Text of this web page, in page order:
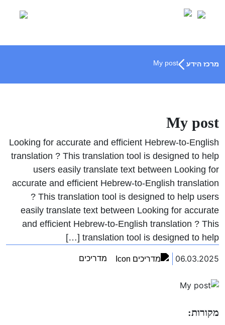
מרכז הידע My post
My post
Looking for accurate and efficient Hebrew-to-English
translation ? This translation tool is designed to help
users easily translate text between Looking for
accurate and efficient Hebrew-to-English translation
? This translation tool is designed to help users
easily translate text between Looking for accurate
and efficient Hebrew-to-English translation ? This
translation tool is designed to help […]
06.03.2025 מדריכים
מקורות: